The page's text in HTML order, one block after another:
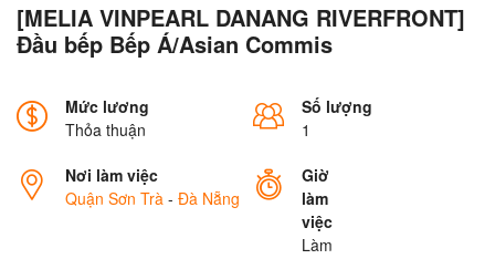
[MELIA VINPEARL DANANG RIVERFRONT]
Đầu bếp Bếp Á/Asian Commis
Mức lương
Thỏa thuận
Số lượng
1
Nơi làm việc
Quận Sơn Trà - Đà Nẵng
Giờ
làm
việc
Làm